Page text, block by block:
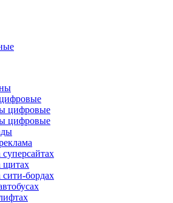
цифровые
цифровые
щитах
сити-бордах